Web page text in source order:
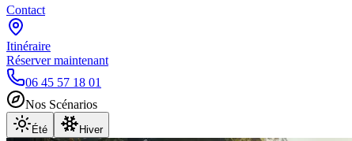
Contact
Itinéraire
Réserver maintenant
06 45 57 18 01
Nos Scénarios
Été Hiver